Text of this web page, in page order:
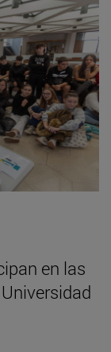
en las